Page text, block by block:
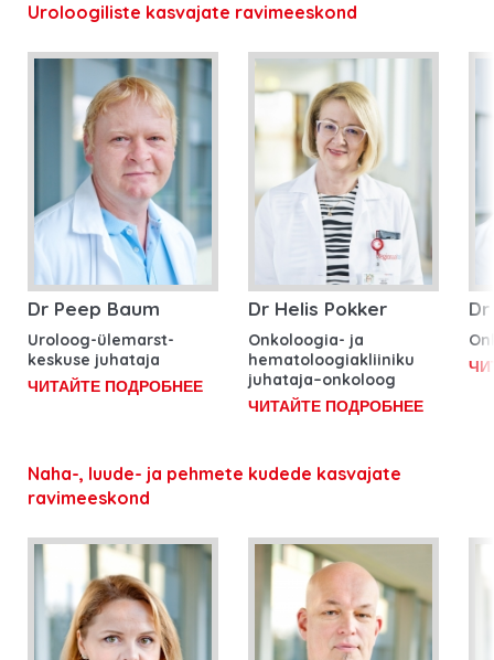
Uroloogiliste kasvajate ravimeeskond
Dr Peep Baum
Uroloog-ülemarst-
keskuse juhataja
ЧИТАЙТЕ ПОДРОБНЕЕ
Dr Helis Pokker
Onkoloogia- ja
hematoloogiakliiniku
juhataja–onkoloog
ЧИТАЙТЕ ПОДРОБНЕЕ
Naha-, luude- ja pehmete kudede kasvajate
ravimeeskond